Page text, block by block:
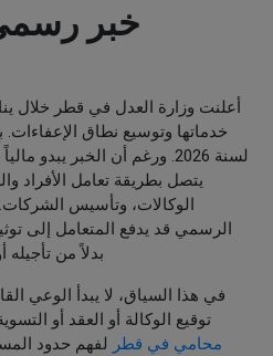
خبر
لسنة 2026. ورغم أن الخبر
يتصل بطريقة تعامل الأفراد
الوكالات، وتأسيس
الرسمي قد يدفع المتعامل إلى
بدلاً من
في هذا السياق، لا يبدأ الوعي
توقيع الوكالة أو العقد أو
محامي في قطر لفهم حدود